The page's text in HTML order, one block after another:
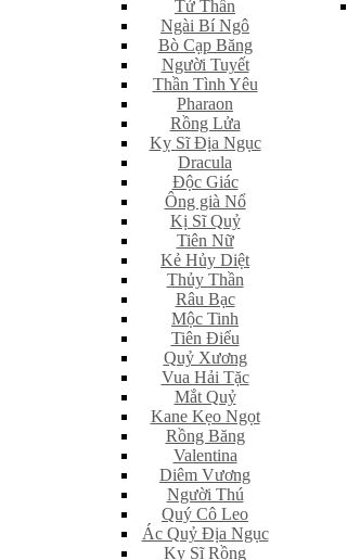
Tử Thần
Ngài Bí Ngô
Bò Cạp Băng
Người Tuyết
Thần Tình Yêu
Pharaon
Rồng Lửa
Kỵ Sĩ Địa Ngục
Dracula
Độc Giác
Ông già Nổ
Kị Sĩ Quỷ
Tiên Nữ
Kẻ Hủy Diệt
Thủy Thần
Râu Bạc
Mộc Tinh
Tiên Điểu
Quỷ Xương
Vua Hải Tặc
Mắt Quỷ
Kane Kẹo Ngọt
Rồng Băng
Valentina
Diêm Vương
Người Thú
Quý Cô Leo
Ác Quỷ Địa Ngục
Kỵ Sĩ Rồng